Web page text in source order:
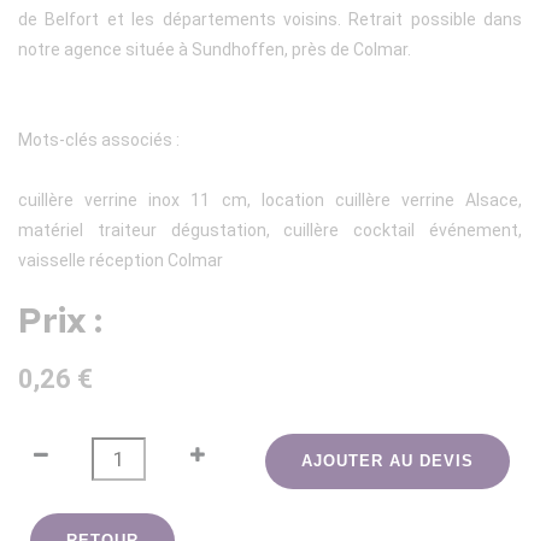
de Belfort et les départements voisins. Retrait possible dans
notre agence située à Sundhoffen, près de Colmar.
Mots-clés associés :
cuillère verrine inox 11 cm, location cuillère verrine Alsace,
matériel traiteur dégustation, cuillère cocktail événement,
vaisselle réception Colmar
Prix :
0,26 €
AJOUTER AU DEVIS